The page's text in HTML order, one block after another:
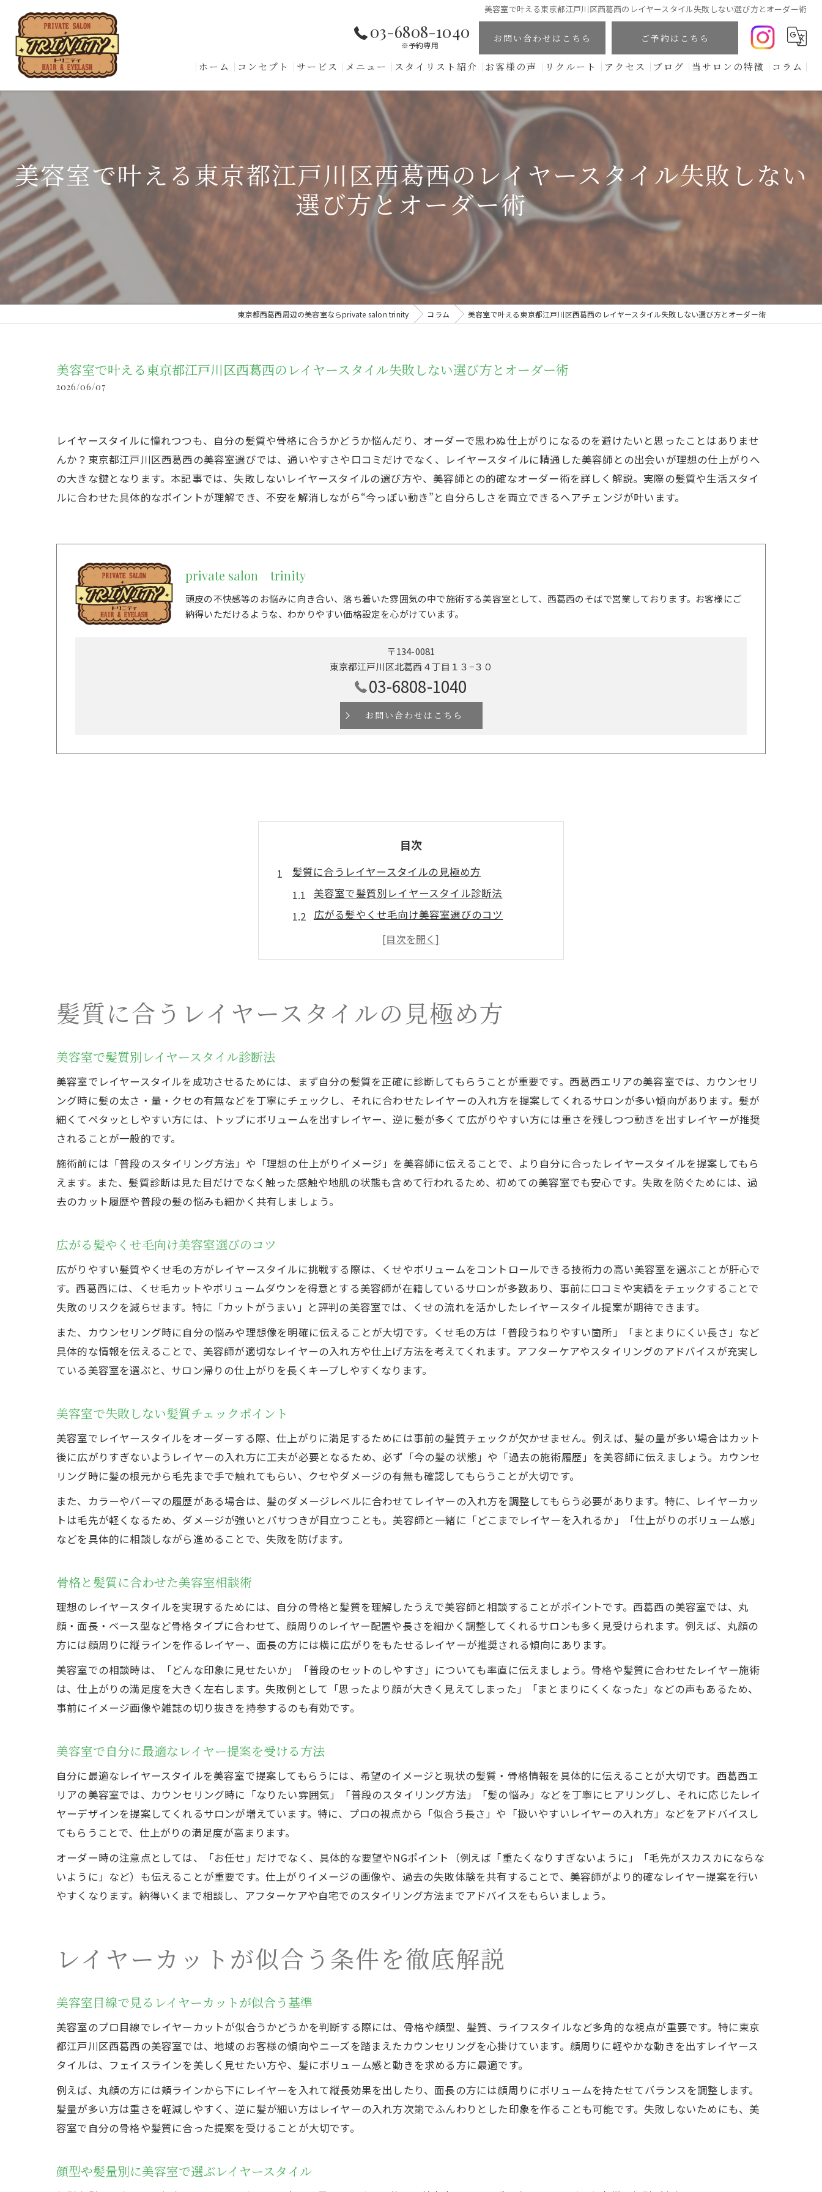
美容室で叶える東京都江戸川区西葛西のレイヤースタイル失敗しない選び方とオーダー術
03-6808-1040
※予約専用
お問い合わせはこちら ご予約はこちら
ホーム コンセプト サービス メニュー スタイリスト紹介 お客様の声 リクルート アクセス ブログ 当サロンの特徴
髪質改善
コラム
美容室で叶える東京都江戸川区西葛西のレイヤースタイル失敗しない
選び方とオーダー術
東京都西葛西周辺の美容室ならprivate salon trinity コラム 美容室で叶える東京都江戸川区西葛西のレイヤースタイル失敗しない選び方とオーダー術
美容室で叶える東京都江戸川区西葛西のレイヤースタイル失敗しない選び方とオーダー術
2026/06/07
レイヤースタイルに憧れつつも、自分の髪質や骨格に合うかどうか悩んだり、オーダーで思わぬ仕上がりになるのを避けたいと思ったことはありませ
んか？東京都江戸川区西葛西の美容室選びでは、通いやすさや口コミだけでなく、レイヤースタイルに精通した美容師との出会いが理想の仕上がりへ
の大きな鍵となります。本記事では、失敗しないレイヤースタイルの選び方や、美容師との的確なオーダー術を詳しく解説。実際の髪質や生活スタイ
ルに合わせた具体的なポイントが理解でき、不安を解消しながら“今っぽい動き”と自分らしさを両立できるヘアチェンジが叶います。
private salon trinity
頭皮の不快感等のお悩みに向き合い、落ち着いた雰囲気の中で施術する美容室として、西葛西のそばで営業しております。お客様にご
納得いただけるような、わかりやすい価格設定を心がけています。
〒134-0081
東京都江戸川区北葛西４丁目１３−３０
03-6808-1040
お問い合わせはこちら
目次
髪質に合うレイヤースタイルの見極め方
美容室で髪質別レイヤースタイル診断法
広がる髪やくせ毛向け美容室選びのコツ
美容室で失敗しない髪質チェックポイント
骨格と髪質に合わせた美容室相談術
レイヤーカットが似合う条件を徹底解説
美容室目線で見るレイヤーカットが似合う基準
レイヤースタイルが映える髪質の特徴を解説
美容室選びで重要なレイヤー適性チェック
失敗ゼロを目指す美容室選びの極意
技術力で選ぶ美容室の見極め術を伝授
美容室でレイヤースタイル成功率を上げる方法
美容室で叶う今どきレイヤースタイル体験談
西葛西の美容室で人気のレイヤーカット傾向
美容室選びで差がつく流行レイヤーの提案力
西葛西周辺の美容室で叶う最旬レイヤー解説
美容室でレイヤー注文時に確認すべき要素
美容室カウンセリングで理想を叶える秘訣
理想のレイヤースタイル実現への近道
美容室で理想のレイヤーを叶えるための準備
美容室との連携で長持ちするレイヤーの秘訣
美容室アフターケアで理想のレイヤーを維持
髪質に合うレイヤースタイルの見極め方
美容室で髪質別レイヤースタイル診断法
美容室でレイヤースタイルを成功させるためには、まず自分の髪質を正確に診断してもらうことが重要です。西葛西エリアの美容室では、カウンセリ
ング時に髪の太さ・量・クセの有無などを丁寧にチェックし、それに合わせたレイヤーの入れ方を提案してくれるサロンが多い傾向があります。髪が
細くてペタッとしやすい方には、トップにボリュームを出すレイヤー、逆に髪が多くて広がりやすい方には重さを残しつつ動きを出すレイヤーが推奨
されることが一般的です。
施術前には「普段のスタイリング方法」や「理想の仕上がりイメージ」を美容師に伝えることで、より自分に合ったレイヤースタイルを提案してもら
えます。また、髪質診断は見た目だけでなく触った感触や地肌の状態も含めて行われるため、初めての美容室でも安心です。失敗を防ぐためには、過
去のカット履歴や普段の髪の悩みも細かく共有しましょう。
広がる髪やくせ毛向け美容室選びのコツ
広がりやすい髪質やくせ毛の方がレイヤースタイルに挑戦する際は、くせやボリュームをコントロールできる技術力の高い美容室を選ぶことが肝心で
す。西葛西には、くせ毛カットやボリュームダウンを得意とする美容師が在籍しているサロンが多数あり、事前に口コミや実績をチェックすることで
失敗のリスクを減らせます。特に「カットがうまい」と評判の美容室では、くせの流れを活かしたレイヤースタイル提案が期待できます。
また、カウンセリング時に自分の悩みや理想像を明確に伝えることが大切です。くせ毛の方は「普段うねりやすい箇所」「まとまりにくい長さ」など
具体的な情報を伝えることで、美容師が適切なレイヤーの入れ方や仕上げ方法を考えてくれます。アフターケアやスタイリングのアドバイスが充実し
ている美容室を選ぶと、サロン帰りの仕上がりを長くキープしやすくなります。
美容室で失敗しない髪質チェックポイント
美容室でレイヤースタイルをオーダーする際、仕上がりに満足するためには事前の髪質チェックが欠かせません。例えば、髪の量が多い場合はカット
後に広がりすぎないようレイヤーの入れ方に工夫が必要となるため、必ず「今の髪の状態」や「過去の施術履歴」を美容師に伝えましょう。カウンセ
リング時に髪の根元から毛先まで手で触れてもらい、クセやダメージの有無も確認してもらうことが大切です。
また、カラーやパーマの履歴がある場合は、髪のダメージレベルに合わせてレイヤーの入れ方を調整してもらう必要があります。特に、レイヤーカッ
トは毛先が軽くなるため、ダメージが強いとパサつきが目立つことも。美容師と一緒に「どこまでレイヤーを入れるか」「仕上がりのボリューム感」
などを具体的に相談しながら進めることで、失敗を防げます。
骨格と髪質に合わせた美容室相談術
理想のレイヤースタイルを実現するためには、自分の骨格と髪質を理解したうえで美容師と相談することがポイントです。西葛西の美容室では、丸
顔・面長・ベース型など骨格タイプに合わせて、顔周りのレイヤー配置や長さを細かく調整してくれるサロンも多く見受けられます。例えば、丸顔の
方には顔周りに縦ラインを作るレイヤー、面長の方には横に広がりをもたせるレイヤーが推奨される傾向にあります。
美容室での相談時は、「どんな印象に見せたいか」「普段のセットのしやすさ」についても率直に伝えましょう。骨格や髪質に合わせたレイヤー施術
は、仕上がりの満足度を大きく左右します。失敗例として「思ったより顔が大きく見えてしまった」「まとまりにくくなった」などの声もあるため、
事前にイメージ画像や雑誌の切り抜きを持参するのも有効です。
美容室で自分に最適なレイヤー提案を受ける方法
自分に最適なレイヤースタイルを美容室で提案してもらうには、希望のイメージと現状の髪質・骨格情報を具体的に伝えることが大切です。西葛西エ
リアの美容室では、カウンセリング時に「なりたい雰囲気」「普段のスタイリング方法」「髪の悩み」などを丁寧にヒアリングし、それに応じたレイ
ヤーデザインを提案してくれるサロンが増えています。特に、プロの視点から「似合う長さ」や「扱いやすいレイヤーの入れ方」などをアドバイスし
てもらうことで、仕上がりの満足度が高まります。
オーダー時の注意点としては、「お任せ」だけでなく、具体的な要望やNGポイント（例えば「重たくなりすぎないように」「毛先がスカスカにならな
いように」など）も伝えることが重要です。仕上がりイメージの画像や、過去の失敗体験を共有することで、美容師がより的確なレイヤー提案を行い
やすくなります。納得いくまで相談し、アフターケアや自宅でのスタイリング方法までアドバイスをもらいましょう。
レイヤーカットが似合う条件を徹底解説
美容室目線で見るレイヤーカットが似合う基準
美容室のプロ目線でレイヤーカットが似合うかどうかを判断する際には、骨格や顔型、髪質、ライフスタイルなど多角的な視点が重要です。特に東京
都江戸川区西葛西の美容室では、地域のお客様の傾向やニーズを踏まえたカウンセリングを心掛けています。顔周りに軽やかな動きを出すレイヤース
タイルは、フェイスラインを美しく見せたい方や、髪にボリューム感と動きを求める方に最適です。
例えば、丸顔の方には頬ラインから下にレイヤーを入れて縦長効果を出したり、面長の方には顔周りにボリュームを持たせてバランスを調整します。
髪量が多い方は重さを軽減しやすく、逆に髪が細い方はレイヤーの入れ方次第でふんわりとした印象を作ることも可能です。失敗しないためにも、美
容室で自分の骨格や髪質に合った提案を受けることが大切です。
顔型や髪量別に美容室で選ぶレイヤースタイル